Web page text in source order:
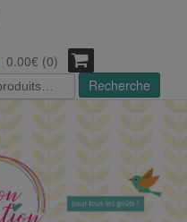
0.00€ (0)
Recherche